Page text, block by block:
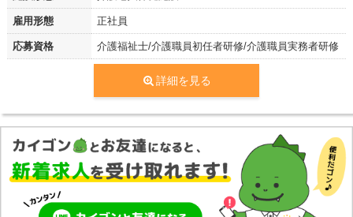
雇用形態 正社員
応募資格 介護福祉士/介護職員初任者研修/介護職員実務者研修
詳細を見る